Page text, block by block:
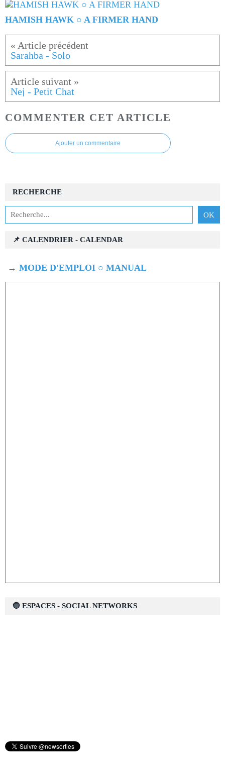
HAMISH HAWK ○ A FIRMER HAND
Sarahba - Solo
Nej - Petit Chat
COMMENTER CET ARTICLE
Ajouter un commentaire
RECHERCHE
📌 CALENDRIER - CALENDAR
→ MODE D'EMPLOI ○ MANUAL
🔵 ESPACES - SOCIAL NETWORKS